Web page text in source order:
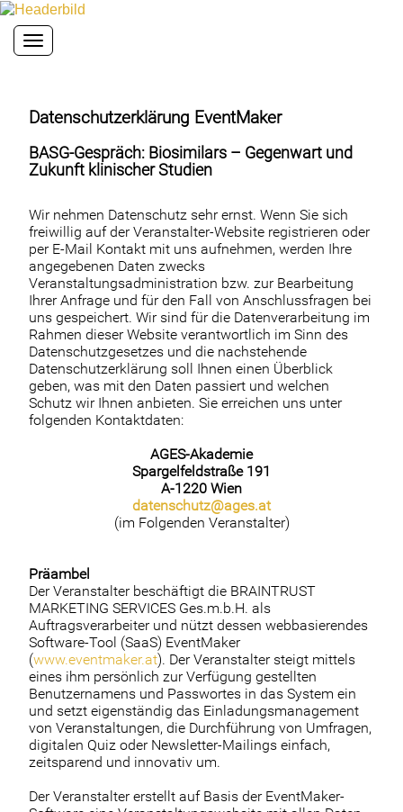
Toggle navigation
Datenschutzerklärung EventMaker
BASG-Gespräch: Biosimilars – Gegenwart und
Zukunft klinischer Studien
Wir nehmen Datenschutz sehr ernst. Wenn Sie sich
freiwillig auf der Veranstalter-Website registrieren oder
per E-Mail Kontakt mit uns aufnehmen, werden Ihre
angegebenen Daten zwecks
Veranstaltungsadministration bzw. zur Bearbeitung
Ihrer Anfrage und für den Fall von Anschlussfragen bei
uns gespeichert. Wir sind für die Datenverarbeitung im
Rahmen dieser Website verantwortlich im Sinn des
Datenschutzgesetzes und die nachstehende
Datenschutzerklärung soll Ihnen einen Überblick
geben, was mit den Daten passiert und welchen
Schutz wir Ihnen anbieten. Sie erreichen uns unter
folgenden Kontaktdaten:
AGES-Akademie
Spargelfeldstraße 191
A-1220 Wien
datenschutz@ages.at
(im Folgenden Veranstalter)
Präambel
Der Veranstalter beschäftigt die BRAINTRUST
MARKETING SERVICES Ges.m.b.H. als
Auftragsverarbeiter und nützt dessen webbasierendes
Software-Tool (SaaS) EventMaker
(www.eventmaker.at). Der Veranstalter steigt mittels
eines ihm persönlich zur Verfügung gestellten
Benutzernamens und Passwortes in das System ein
und setzt eigenständig das Einladungsmanagement
von Veranstaltungen, die Durchführung von Umfragen,
digitalen Quiz oder Newsletter-Mailings einfach,
zeitsparend und innovativ um.
Der Veranstalter erstellt auf Basis der EventMaker-